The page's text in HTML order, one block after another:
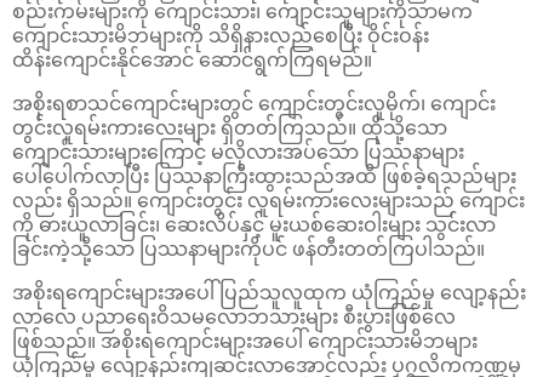
စည်းကမ်းများကို ကျောင်းသား၊ ကျောင်းသူများကိုသာမက
ကျောင်းသားမိဘများကို သိရှိနားလည်စေပြီး ဝိုင်းဝန်း
ထိန်းကျောင်းနိုင်အောင် ဆောင်ရွက်ကြရမည်။
အစိုးရစာသင်ကျောင်းများတွင် ကျောင်းတွင်းလူမိုက်၊ ကျောင်း
တွင်းလူရမ်းကားလေးများ ရှိတတ်ကြသည်။ ထိုသို့သော
ကျောင်းသားများကြောင့် မလိုလားအပ်သော ပြဿနာများ
ပေါ်ပေါက်လာပြီး ပြဿနာကြီးထွားသည်အထိ ဖြစ်ခဲ့ရသည်များ
လည်း ရှိသည်။ ကျောင်းတွင်း လူရမ်းကားလေးများသည် ကျောင်း
ကို ဓားယူလာခြင်း၊ ဆေးလိပ်နှင့် မူးယစ်ဆေးဝါးများ သွင်းလာ
ခြင်းကဲ့သို့သော ပြဿနာများကိုပင် ဖန်တီးတတ်ကြပါသည်။
အစိုးရကျောင်းများအပေါ် ပြည်သူလူထုက ယုံကြည်မှု လျော့နည်း
လာလေ ပညာရေးဝိသမလောဘသားများ စီးပွားဖြစ်လေ
ဖြစ်သည်။ အစိုးရကျောင်းများအပေါ် ကျောင်းသားမိဘများ
ယုံကြည်မှု လျော့နည်းကျဆင်းလာအောင်လည်း ပုဂ္ဂလိကကဏ္ဍမှ